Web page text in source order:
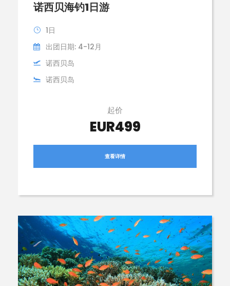
诺西贝海钓1日游
1日
出团日期: 4-12月
诺西贝岛
诺西贝岛
起价
EUR499
查看详情